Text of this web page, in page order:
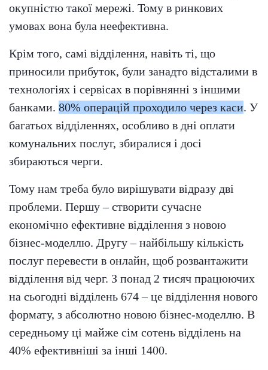
окупністю такої мережі. Тому в ринкових
умовах вона була неефективна.
Крім того, самі відділення, навіть ті, що
приносили прибуток, були занадто відсталими в
технологіях і сервісах в порівнянні з іншими
банками. 80% операцій проходило через каси. У
багатьох відділеннях, особливо в дні оплати
комунальних послуг, збиралися і досі
збираються черги.
Тому нам треба було вирішувати відразу дві
проблеми. Першу – створити сучасне
економічно ефективне відділення з новою
бізнес-моделлю. Другу – найбільшу кількість
послуг перевести в онлайн, щоб розвантажити
відділення від черг. З понад 2 тисяч працюючих
на сьогодні відділень 674 – це відділення нового
формату, з абсолютно новою бізнес-моделлю. В
середньому ці майже сім сотень відділень на
40% ефективніші за інші 1400.